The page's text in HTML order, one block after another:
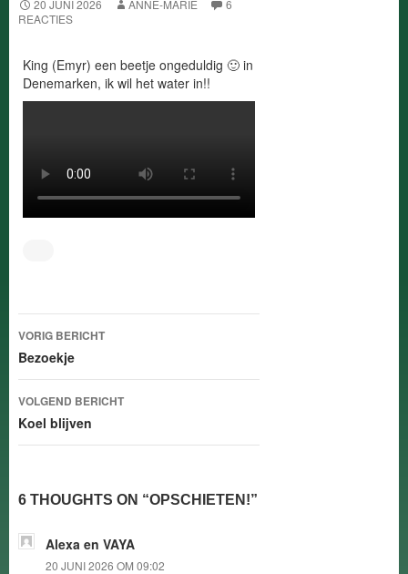
20 JUNI 2026 ANNE-MARIE
6
REACTIES
King (Emyr) een beetje ongeduldig 🙂 in
Denemarken, ik wil het water in!!
Bericht
navigatie
VORIG BERICHT
Bezoekje
VOLGEND BERICHT
Koel blijven
6 THOUGHTS ON “OPSCHIETEN!”
Alexa en VAYA
20 JUNI 2026 OM 09:02